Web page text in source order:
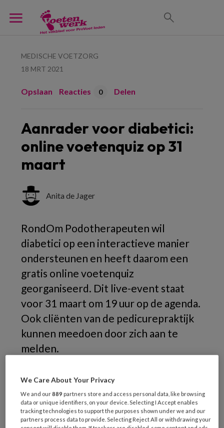
MEDISCHE VOETZORG
18 MRT 2021
Opslaan Reacties 0 Delen
Aanrader voor diabetici:
online voetenquiz op 31
maart
Anita de Jager
RondOm Podotherapeuten wil
diabetici op een interactieve manier
ondersteunen en heeft daarom een
gratis online voetenquiz
georganiseerd. Dit live-event staat
voor 31 maart om 19 uur op de agenda.
Ook cliënten van de pedicurepraktijk
kunnen meedoen door zich aan te
melden.
mellituspopulatie heeft last van voetwonden.
Deze hebben vaak een slechte
genezingstendens met een hersteltijd van
We Care About Your Privacy
We and our889 partners store and access personal data, like browsing
data or unique identifiers, on your device. Selecting I Accept enables
tracking technologies to support the purposes shown under we and our
partners process data to provide. Selecting Reject All or withdrawing your